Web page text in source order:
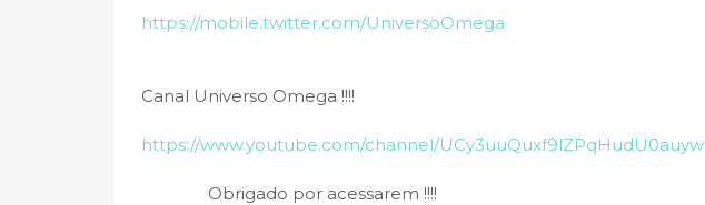
https://mobile.twitter.com/UniversoOmega
Canal Universo Omega !!!!
https://www.youtube.com/channel/UCy3uuQuxf9lZPqHudU0auyw
Obrigado por acessarem !!!!